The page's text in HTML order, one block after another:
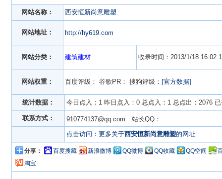
网站名称： 西安恒新尚意雕塑
网站地址： http://hy619.com
网站分类： 建筑建材 收录时间：2013/1/18
网站权重： 百度评级： 谷歌PR： 搜狗评级： [官方数据]
统计数据： 今日点入：1 昨日点入：0 总点入：1 总点出：2076
联系方式：
910774137@qq.com 站长QQ：
点击访问：更多关于西安恒新尚意雕塑的网址
分享： 百度搜藏 新浪微博 QQ微博 QQ收藏 QQ空间
淘宝